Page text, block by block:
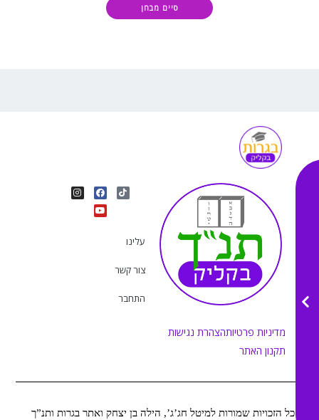
מדיניות פרטיותהצהרת נגישות
תקנון האתר
T
i
F
a
c
e
I
n
Y
o
u
t
עלינו
צור קשר
התחבר
כל הזכויות שמורות למיטל חג’ג’, הילה בן יצחק ואתר בגרות ותנ”ך